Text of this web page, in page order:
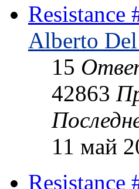
Resistance
Alberto
15
42863
11 май
Resistance